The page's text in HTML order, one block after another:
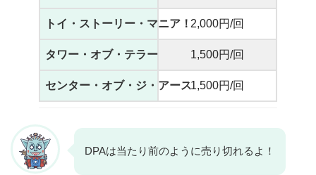
トイ・ストーリー・マニア！2,000円/回
タワー・オブ・テラー 1,500円/回
センター・オブ・ジ・アース1,500円/回
DPAは当たり前のように売り切れるよ！